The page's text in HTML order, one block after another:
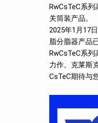
RwCsTeC系
关筒装产品。
2025年1月17
脂分脂器产品
RwCsTeC系
力作。克莱斯
CsTeC期待与